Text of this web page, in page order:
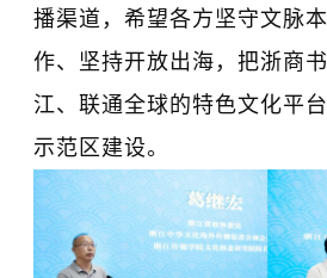
播渠道，希望各方坚守文脉
作、坚持开放出海，把浙商
江、联通全球的特色文化平
示范区建设。